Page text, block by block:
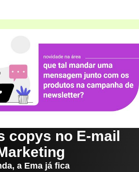
copys no E-mail
a Ema já fica